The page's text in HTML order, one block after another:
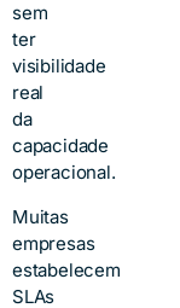
sem
ter
visibilidade
real
da
capacidade
operacional.
Muitas
empresas
estabelecem
SLAs